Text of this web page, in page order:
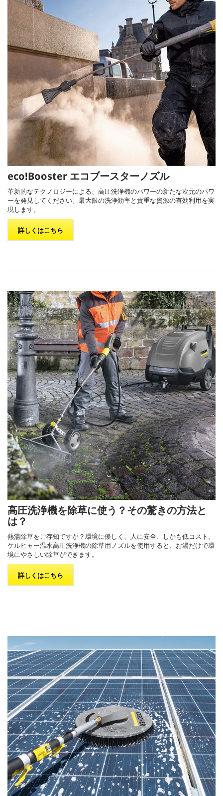
eco!Booster エコブースターノズル
革新的なテクノロジーによる、高圧洗浄機のパワーの新たな次元のパワ
ーを発見してください。最大限の洗浄効率と貴重な資源の有効利用を実
現します。
詳しくはこちら
高圧洗浄機を除草に使う？その驚きの方法と
は？
熱湯除草をご存知ですか？環境に優しく、人に安全、しかも低コスト。
ケルヒャー温水高圧洗浄機の除草用ノズルを使用すると、お湯だけで環
境にやさしい除草ができます。
詳しくはこちら